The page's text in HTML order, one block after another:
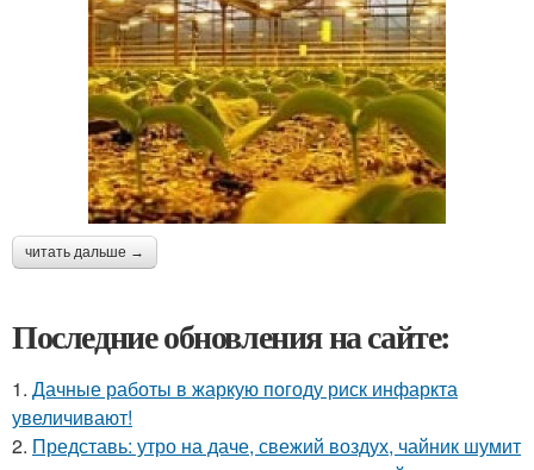
читать дальше →
Последние обновления на сайте:
1. Дачные работы в жаркую погоду риск инфаркта
увеличивают!
2. Представь: утро на даче, свежий воздух, чайник шумит